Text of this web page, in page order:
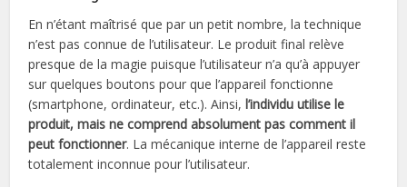
En n’étant maîtrisé que par un petit nombre, la technique
n’est pas connue de l’utilisateur. Le produit final relève
presque de la magie puisque l’utilisateur n’a qu’à appuyer
sur quelques boutons pour que l’appareil fonctionne
(smartphone, ordinateur, etc.). Ainsi,l’individu utilise le
produit, mais ne comprend absolument pas comment il
peut fonctionner. La mécanique interne de l’appareil reste
totalement inconnue pour l’utilisateur.